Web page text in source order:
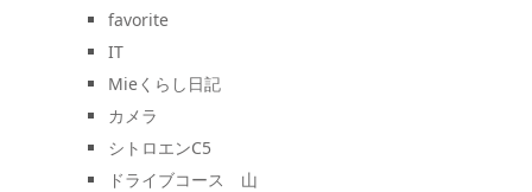
favorite
IT
Mieくらし日記
カメラ
シトロエンC5
ドライブコース 山